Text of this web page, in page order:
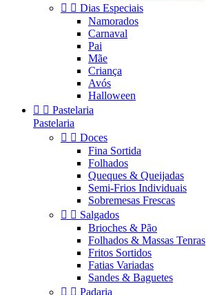
  Dias Especiais
Namorados
Carnaval
Pai
Mãe
Criança
Avós
Halloween
  Pastelaria
Pastelaria
  Doces
Fina Sortida
Folhados
Queques & Queijadas
Semi-Frios Individuais
Sobremesas Frescas
  Salgados
Brioches & Pão
Folhados & Massas Tenras
Fritos Sortidos
Fatias Variadas
Sandes & Baguetes
  Padaria